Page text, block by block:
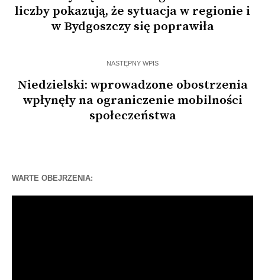
liczby pokazują, że sytuacja w regionie i
w Bydgoszczy się poprawiła
NASTĘPNY WPIS
Niedzielski: wprowadzone obostrzenia
wpłynęły na ograniczenie mobilności
społeczeństwa
WARTE OBEJRZENIA: